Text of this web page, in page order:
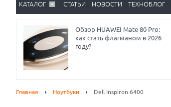
КАТАЛОГ СТАТЬИ НОВОСТИ ТЕХНОБЛОГ
Обзор HUAWEI Mate 80 Pro:
как стать флагманом в 2026
году?
Главная Ноутбуки Dell Inspiron 6400